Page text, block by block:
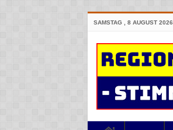
SAMSTAG , 8 AUGUST 2026